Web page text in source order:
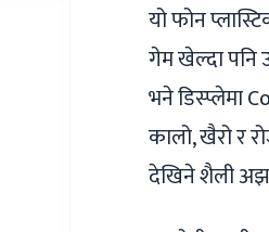
यो फोन
गेम खेल्दा पनि
भने डिस्प्लेमा
कालो, खैरो र
देखिने शैली अझ